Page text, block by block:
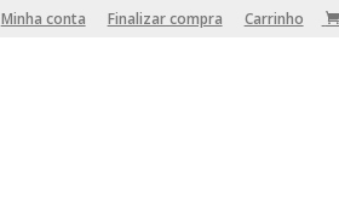
Minha conta Finalizar compra Carrinho